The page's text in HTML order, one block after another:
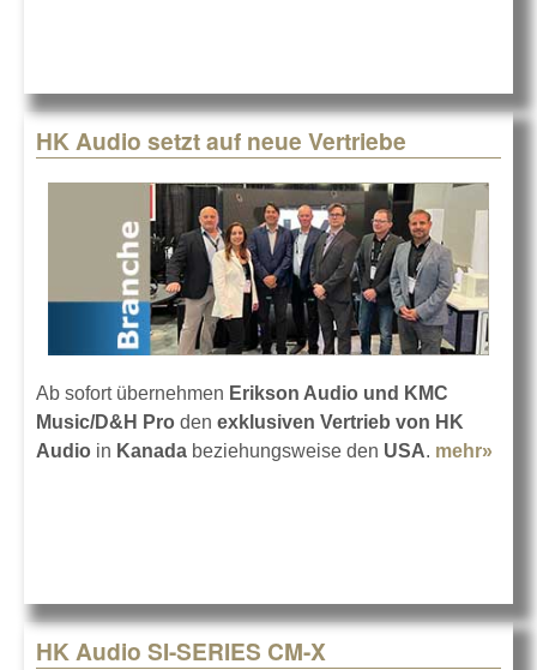
HK Audio setzt auf neue Vertriebe
Ab sofort übernehmen Erikson Audio und KMC
Music/D&H Pro den exklusiven Vertrieb von HK
Audio in Kanada beziehungsweise den USA. mehr»
HK Audio SI-SERIES CM-X